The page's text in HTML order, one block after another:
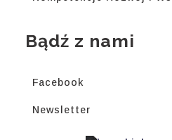
Bądź z nami
Facebook
Newsletter